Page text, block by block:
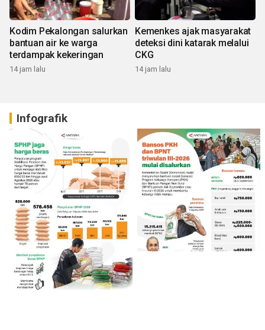
Kodim Pekalongan salurkan
bantuan air ke warga
terdampak kekeringan
14 jam lalu
Kemenkes ajak masyarakat
deteksi dini katarak melalui
CKG
14 jam lalu
Infografik